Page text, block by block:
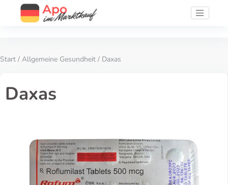
Start / Allgemeine Gesundheit / Daxas
Daxas